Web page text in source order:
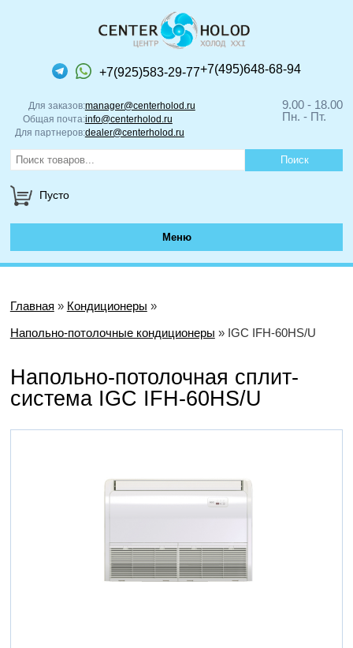
+7(925)583-29-77+7(495)648-68-94
Для заказов:manager@centerholod.ru
Общая почта:info@centerholod.ru
Для партнеров:dealer@centerholod.ru
9.00 - 18.00
Пн. - Пт.
Пусто
Меню
Главная » Кондиционеры »
Напольно-потолочные кондиционеры » IGC IFH-60HS/U
Напольно-потолочная сплит-
система IGC IFH-60HS/U